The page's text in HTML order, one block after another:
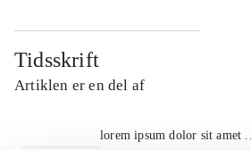
Tidsskrift
Artiklen er en del af
lorem ipsum dolor sit amet ...